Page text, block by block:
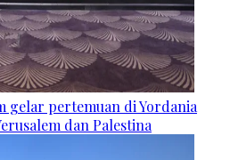
gelar pertemuan di Yordania
dan Palestina